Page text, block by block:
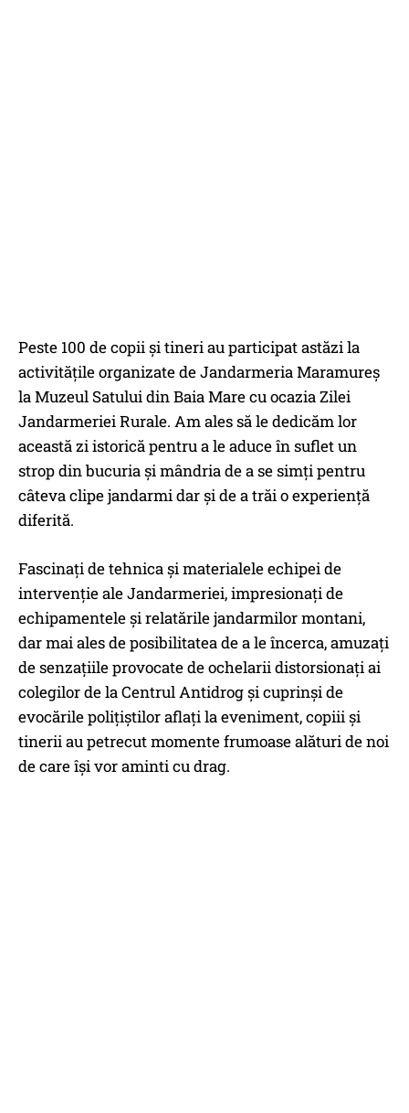
Peste 100 de copii și tineri au participat astăzi la
activitățile organizate de Jandarmeria Maramureș
la Muzeul Satului din Baia Mare cu ocazia Zilei
Jandarmeriei Rurale. Am ales să le dedicăm lor
această zi istorică pentru a le aduce în suflet un
strop din bucuria și mândria de a se simți pentru
câteva clipe jandarmi dar și de a trăi o experiență
diferită.
Fascinați de tehnica și materialele echipei de
intervenție ale Jandarmeriei, impresionați de
echipamentele și relatările jandarmilor montani,
dar mai ales de posibilitatea de a le încerca, amuzați
de senzațiile provocate de ochelarii distorsionați ai
colegilor de la Centrul Antidrog și cuprinși de
evocările polițiștilor aflați la eveniment, copiii și
tinerii au petrecut momente frumoase alături de noi
de care își vor aminti cu drag.